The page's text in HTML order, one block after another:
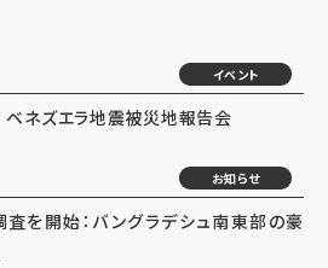
イベント
ネズエラ地震被災地報告会
お知らせ
を開始：バングラデシュ南東部の豪